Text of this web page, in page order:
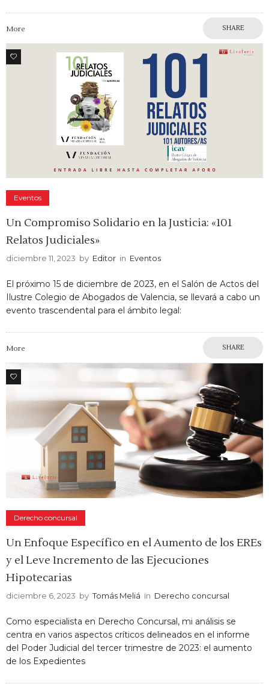
More SHARE
0
Eventos
Un Compromiso Solidario en la Justicia: «101
Relatos Judiciales»
diciembre 11, 2023 by Editor in Eventos
El próximo 15 de diciembre de 2023, en el Salón de Actos del
Ilustre Colegio de Abogados de Valencia, se llevará a cabo un
evento trascendental para el ámbito legal:
More SHARE
0
Derecho concursal
Un Enfoque Específico en el Aumento de los EREs
y el Leve Incremento de las Ejecuciones
Hipotecarias
diciembre 6, 2023 by Tomás Meliá in Derecho concursal
Como especialista en Derecho Concursal, mi análisis se
centra en varios aspectos críticos delineados en el informe
del Poder Judicial del tercer trimestre de 2023: el aumento
de los Expedientes